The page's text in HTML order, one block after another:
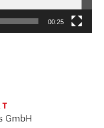
00:25
GmbH